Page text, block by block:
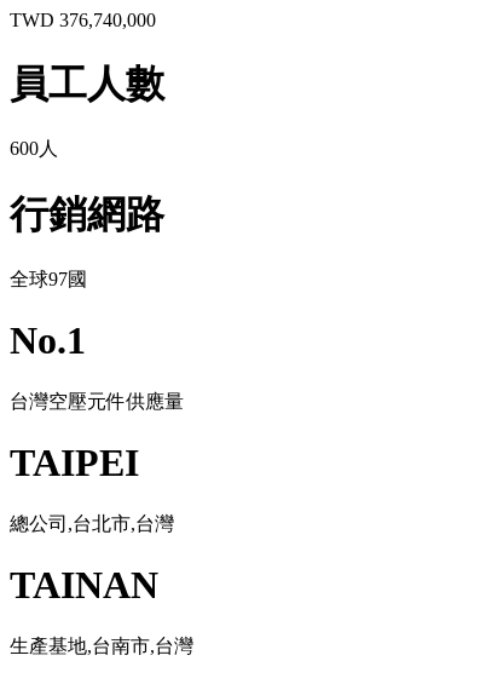
TWD 376,740,000
員工人數
600人
行銷網路
全球97國
No.1
台灣空壓元件供應量
TAIPEI
總公司,台北市,台灣
TAINAN
生產基地,台南市,台灣